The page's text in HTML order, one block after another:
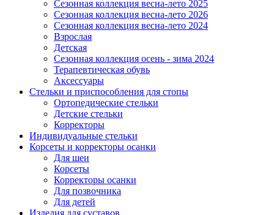
Сезонная коллекция весна-лето 2025
Сезонная коллекция весна-лето 2026
Сезонная коллекция весна-лето 2024
Взрослая
Детская
Сезонная коллекция осень - зима 2024
Терапевтическая обувь
Аксессуары
Стельки и приспособления для стопы
Ортопедические стельки
Детские стельки
Корректоры
Индивидуальные стельки
Корсеты и корректоры осанки
Для шеи
Корсеты
Корректоры осанки
Для позвочника
Для детей
Изделия для суставов